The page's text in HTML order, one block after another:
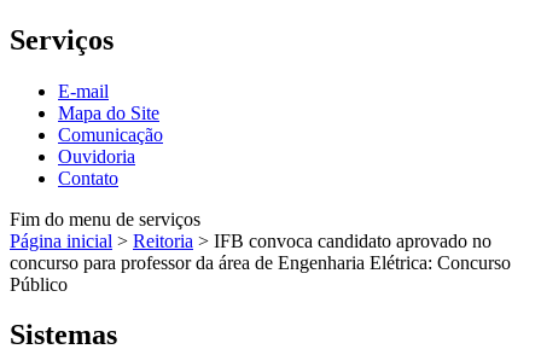
Serviços
E-mail
Mapa do Site
Comunicação
Ouvidoria
Contato
Fim do menu de serviços
Página inicial > Reitoria > IFB convoca candidato aprovado no
concurso para professor da área de Engenharia Elétrica: Concurso
Público
Sistemas